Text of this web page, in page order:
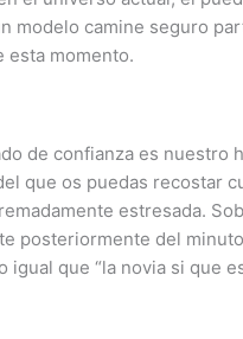
modelo camine seguro
esta momento.
de confianza es
que os puedas recostar
estresada.
posteriormente del
que “la novia si que